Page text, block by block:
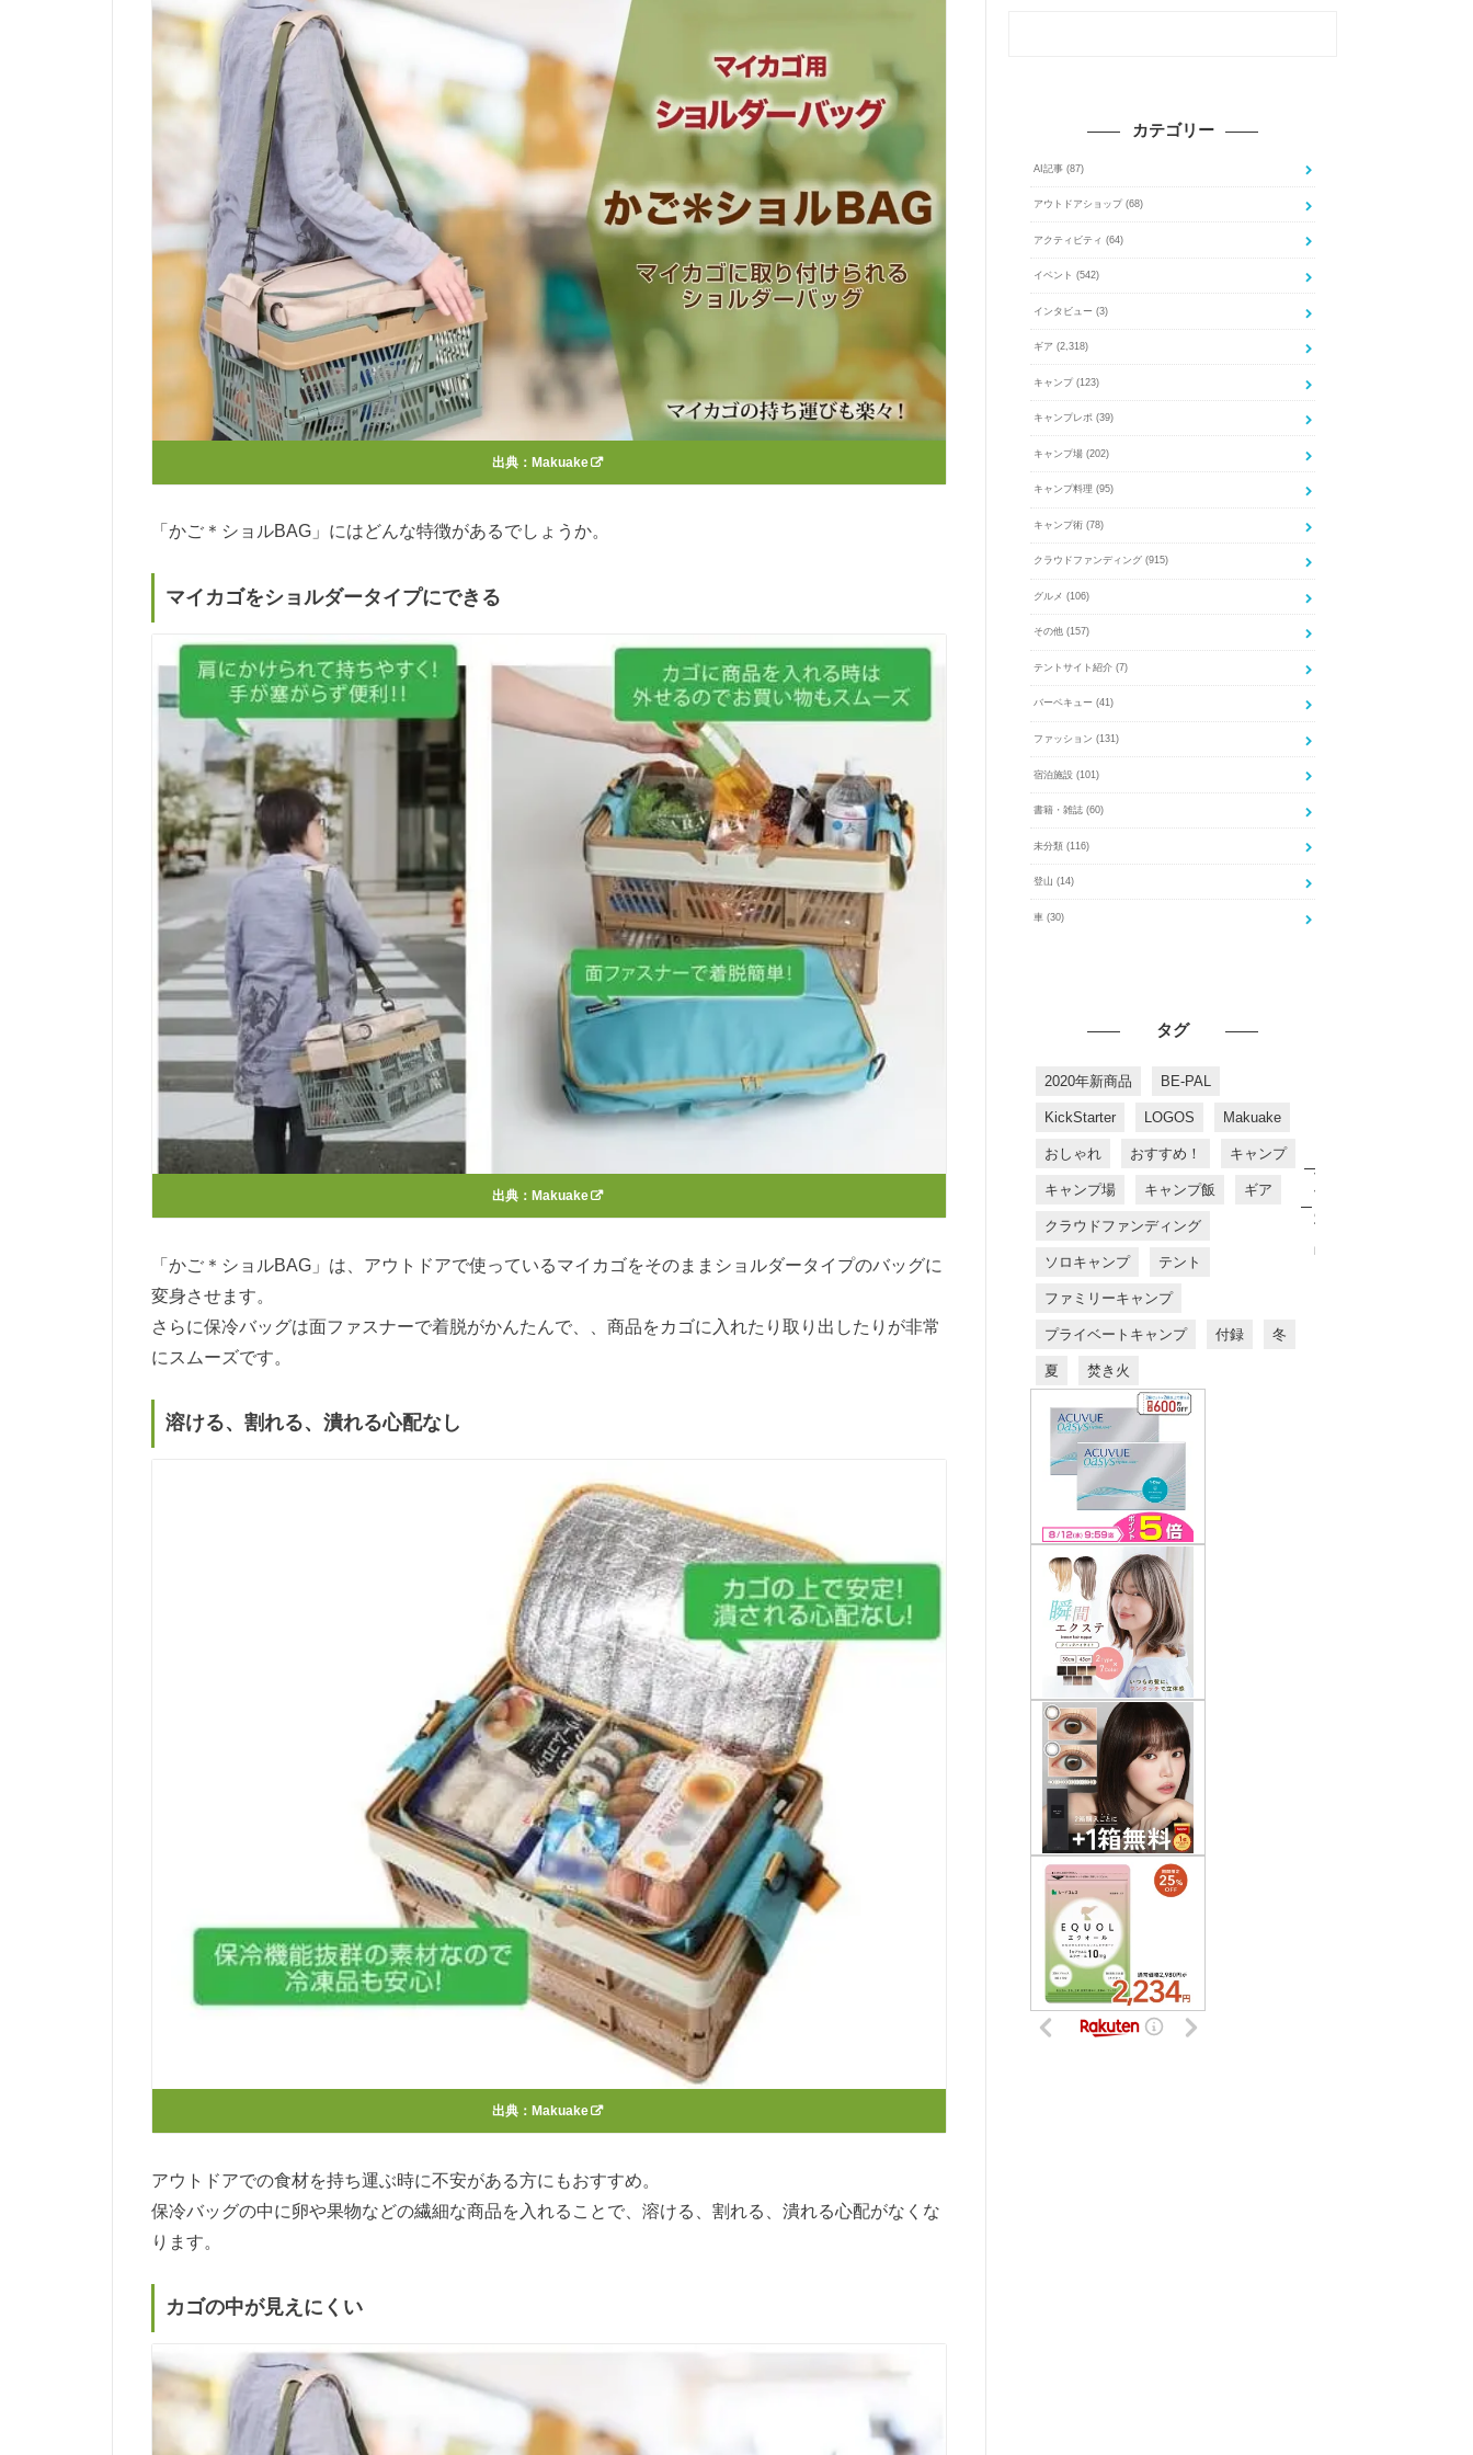
出典：Makuake
「かご＊ショルBAG」にはどんな特徴があるでしょうか。
マイカゴをショルダータイプにできる
出典： Makuake
「かご＊ショルBAG」は、アウトドアで使っているマイカゴをそのままショルダータイプのバッグに
変身させます。
さらに保冷バッグは面ファスナーで着脱がかんたんで、、商品をカゴに入れたり取り出したりが非常
にスムーズです。
溶ける、割れる、潰れる心配なし
出典： Makuake
アウトドアでの食材を持ち運ぶ時に不安がある方にもおすすめ。
保冷バッグの中に卵や果物などの繊細な商品を入れることで、溶ける、割れる、潰れる心配がなくな
ります。
カゴの中が見えにくい
カテゴリー
AI記事 (87)
アウトドアショップ (68)
アクティビティ (64)
イベント (542)
インタビュー (3)
ギア (2,318)
キャンプ (123)
キャンプレポ (39)
キャンプ場 (202)
キャンプ料理 (95)
キャンプ術 (78)
クラウドファンディング (915)
グルメ (106)
その他 (157)
テントサイト紹介 (7)
バーベキュー (41)
ファッション (131)
宿泊施設 (101)
書籍・雑誌 (60)
未分類 (116)
登山 (14)
車 (30)
タグ
2020年新商品 BE-PAL
KickStarter LOGOS Makuake
おしゃれ おすすめ！ キャンプ
キャンプ場 キャンプ飯 ギア
クラウドファンディング
ソロキャンプ テント
ファミリーキャンプ
プライベートキャンプ 付録 冬
夏 焚き火
す
す
め
商
品